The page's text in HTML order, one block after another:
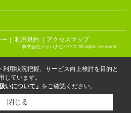
ー ｜ 利用規約 ｜アクセスマップ
プ 株式会社ジャパナビハウス All rights reserved.
用状況把握、サービス向上検討を目的と
しています。
いについて」 をご確認ください。
閉じる